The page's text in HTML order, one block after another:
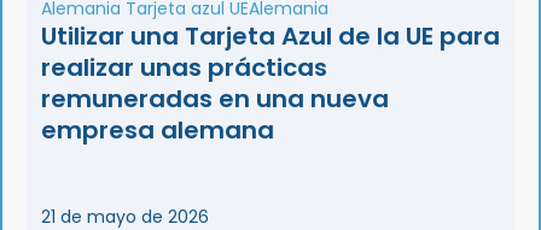
Alemania Tarjeta azul UEAlemania
Utilizar una Tarjeta Azul de la UE para
realizar unas prácticas
remuneradas en una nueva
empresa alemana
21 de mayo de 2026